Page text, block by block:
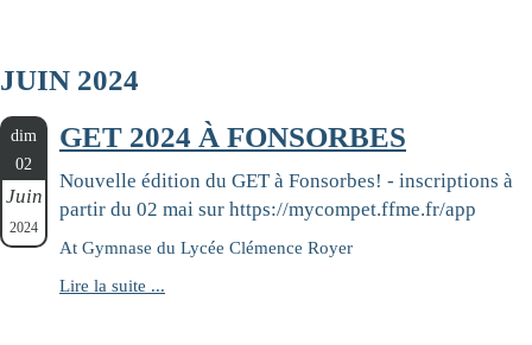
JUIN 2024
dim
02
Juin
2024
GET 2024 À FONSORBES
Nouvelle édition du GET à Fonsorbes! - inscriptions à
partir du 02 mai sur https://mycompet.ffme.fr/app
At Gymnase du Lycée Clémence Royer
Lire la suite ...